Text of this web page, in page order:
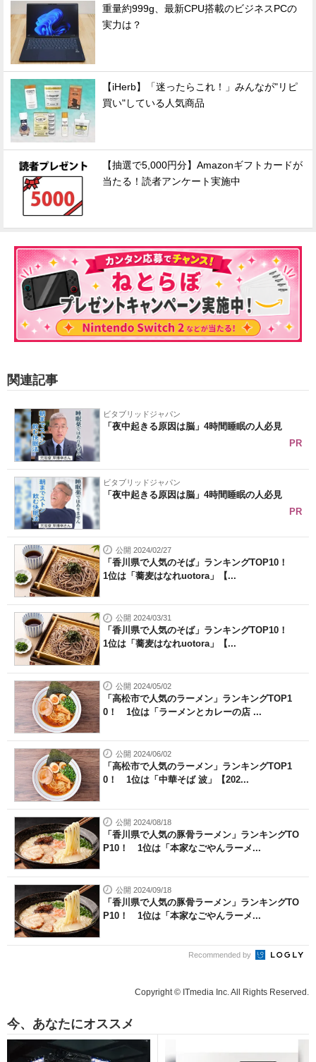
重量約999g、最新CPU搭載のビジネスPCの
実力は？
【iHerb】「迷ったらこれ！」みんなが"リピ
買い"している人気商品
【抽選で5,000円分】Amazonギフトカードが
当たる！読者アンケート実施中
関連記事
ビタブリッドジャパン
「夜中起きる原因は脳」4時間睡眠の人必見
PR
ビタブリッドジャパン
「夜中起きる原因は脳」4時間睡眠の人必見
PR
公開 2024/02/27
「香川県で人気のそば」ランキングTOP10！
1位は「蕎麦はなれuotora」【...
公開 2024/03/31
「香川県で人気のそば」ランキングTOP10！
1位は「蕎麦はなれuotora」【...
公開 2024/05/02
「高松市で人気のラーメン」ランキングTOP1
0！ 1位は「ラーメンとカレーの店 ...
公開 2024/06/02
「高松市で人気のラーメン」ランキングTOP1
0！ 1位は「中華そば 波」【202...
公開 2024/08/18
「香川県で人気の豚骨ラーメン」ランキングTO
P10！ 1位は「本家なごやんラーメ...
公開 2024/09/18
「香川県で人気の豚骨ラーメン」ランキングTO
P10！ 1位は「本家なごやんラーメ...
Recommended by
Copyright © ITmedia Inc. All Rights Reserved.
今、あなたにオススメ